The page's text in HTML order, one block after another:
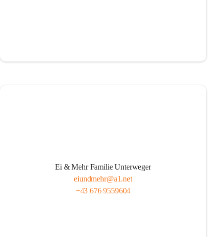
Ei & Mehr Familie Unterweger
eiundmehr@a1.net
+43 676 9559604